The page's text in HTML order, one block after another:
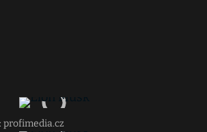
profimedia.cz